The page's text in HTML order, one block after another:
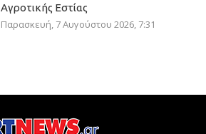
Αγροτικής Εστίας
Παρασκευή, 7 Αυγούστου 2026, 7:31